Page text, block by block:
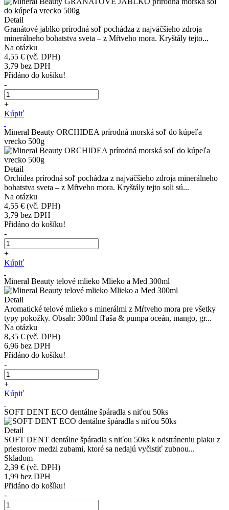
Detail
Granátové jablko prírodná soľ pochádza z najväčšieho zdroja
minerálneho bohatstva sveta – z Mŕtveho mora. Kryštály tejto...
Na otázku
4,55 € (vč. DPH)
3,79 bez DPH
Přidáno do košíku!
-
+
Kúpiť
Mineral Beauty ORCHIDEA prírodná morská soľ do kúpeľa
vrecko 500g
Detail
Orchidea prírodná soľ pochádza z najväčšieho zdroja minerálneho
bohatstva sveta – z Mŕtveho mora. Kryštály tejto soli sú...
Na otázku
4,55 € (vč. DPH)
3,79 bez DPH
Přidáno do košíku!
-
+
Kúpiť
Mineral Beauty telové mlieko Mlieko a Med 300ml
Detail
Aromatické telové mlieko s minerálmi z Mŕtveho mora pre všetky
typy pokožky. Obsah: 300ml fľaša & pumpa oceán, mango, gr...
Na otázku
8,35 € (vč. DPH)
6,96 bez DPH
Přidáno do košíku!
-
+
Kúpiť
SOFT DENT ECO dentálne špáradla s niťou 50ks
Detail
SOFT DENT dentálne špáradla s niťou 50ks k odstráneniu plaku z
priestorov medzi zubami, ktoré sa nedajú vyčistiť zubnou...
Skladom
2,39 € (vč. DPH)
1,99 bez DPH
Přidáno do košíku!
-